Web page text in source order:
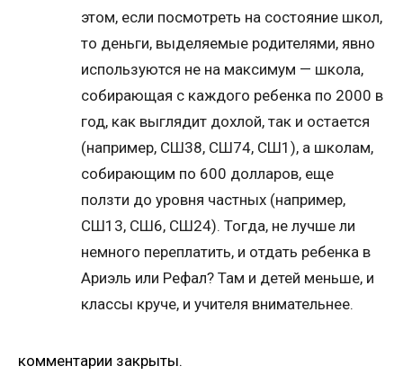
этом, если посмотреть на состояние школ,
то деньги, выделяемые родителями, явно
используются не на максимум — школа,
собирающая с каждого ребенка по 2000 в
год, как выглядит дохлой, так и остается
(например, СШ38, СШ74, СШ1), а школам,
собирающим по 600 долларов, еще
ползти до уровня частных (например,
СШ13, СШ6, СШ24). Тогда, не лучше ли
немного переплатить, и отдать ребенка в
Ариэль или Рефал? Там и детей меньше, и
классы круче, и учителя внимательнее.
комментарии закрыты.